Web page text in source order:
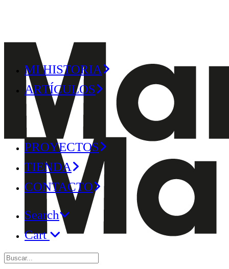
MI HISTORIA
ARTÍCULOS
PROYECTOS
TIENDA
CONTACTO
Search
Cart